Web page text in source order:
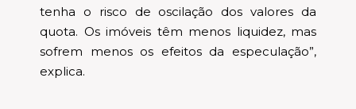
tenha o risco de oscilação dos valores da
quota. Os imóveis têm menos liquidez, mas
sofrem menos os efeitos da especulação”,
explica.